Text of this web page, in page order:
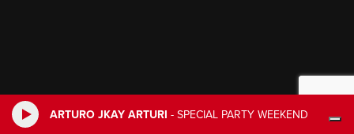
ARTURO JKAY ARTURI - SPECIAL PARTY WEEKEND